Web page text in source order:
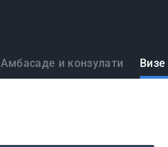
Амбасаде и конзулати